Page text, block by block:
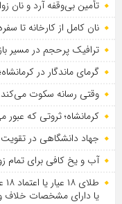
تأمین بی‌وقفه آرد و نان
نان کامل از کارخانه تا
ترافیک پرحجم در مسیر
گرمای ماندگار در
وقتی رسانه سکوت
کرمانشاه؛ ثروتی که
جهاد دانشگاهی در
آب و یخ کافی برای تمام
یا دارای مشخصات خلاف